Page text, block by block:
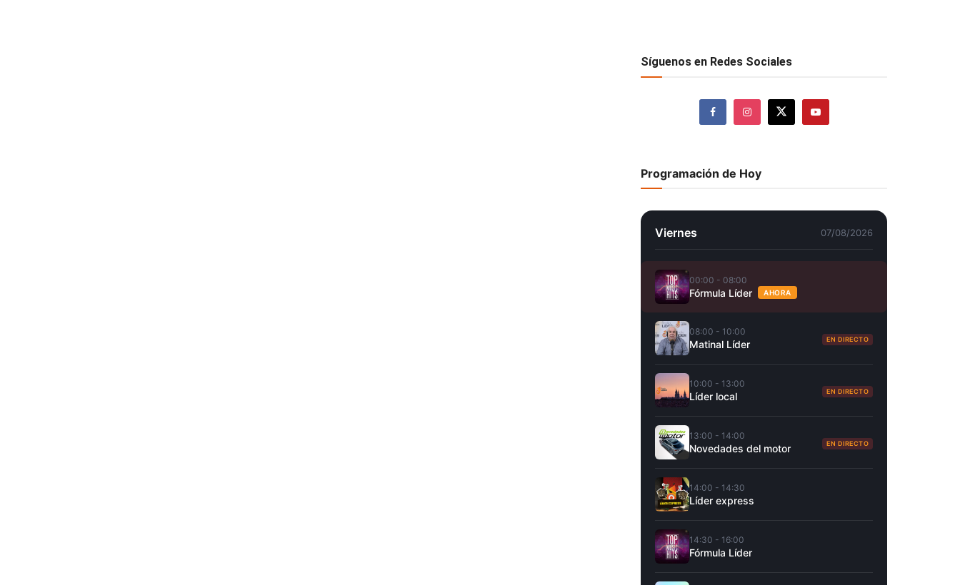
Síguenos en Redes Sociales
Programación de Hoy
Viernes 07/08/2026
00:00 - 08:00
Fórmula Líder AHORA
08:00 - 10:00
Matinal Líder EN DIRECTO
10:00 - 13:00
Líder local EN DIRECTO
13:00 - 14:00
Novedades del motor EN DIRECTO
14:00 - 14:30
Líder express
14:30 - 16:00
Fórmula Líder